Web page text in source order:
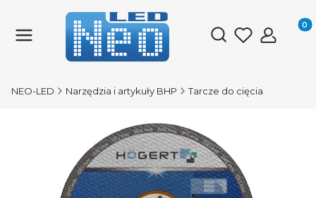
Otwórz
NEO-LED Narzędzia i artykuły BHP Tarcze do cięcia